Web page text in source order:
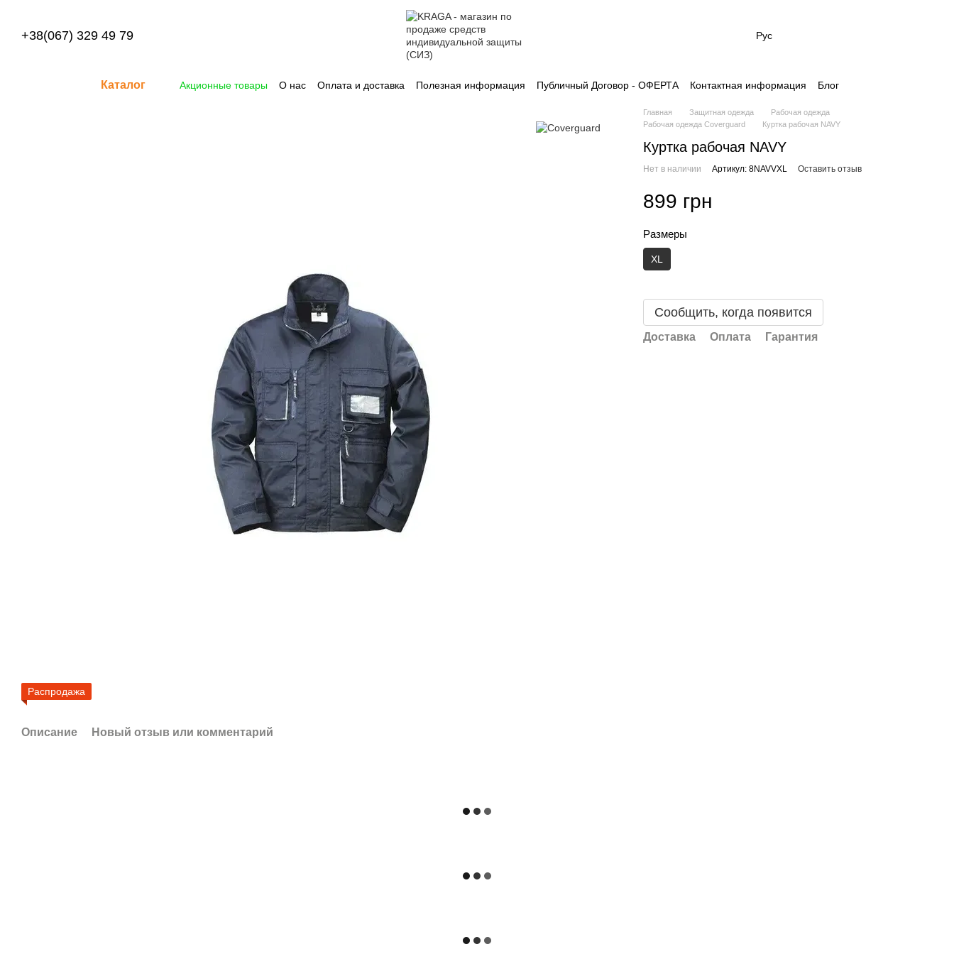
+38(067) 329 49 79 Рус
Каталог Акционные товары О нас Оплата и доставка Полезная информация Публичный Договор - ОФЕРТА Контактная информация Блог
Распродажа
Описание Новый отзыв или комментарий
Главная Защитная одежда
Рабочая одежда
Рабочая одежда Coverguard
Куртка рабочая NAVY
Куртка рабочая NAVY
Нет в наличии Артикул: 8NAVVXL Оставить отзыв
899 грн
Размеры
XL
Сообщить, когда появится
Доставка Оплата Гарантия